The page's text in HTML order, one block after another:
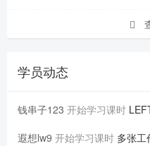
学员动态
钱串子123 开始学习课时
遐想lw9 开始学习课时 多张工